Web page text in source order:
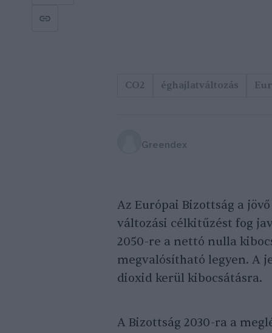
CO2 éghajlatváltozás
Greendex
Az Európai Bizottság a
változási célkitűzést fog
2050-re a nettó nulla
megvalósítható legyen. A
dioxid kerül kibocsátásra.
A Bizottság 2030-ra a